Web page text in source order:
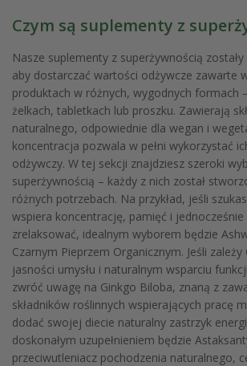
Czym są suplementy z
Nasze suplementy z superżywnością
aby dostarczać wartości odżywcze zawarte
produktach w różnych, wygodnych formach
żelkach, tabletkach lub proszku. Zawierają
naturalnego, odpowiednie dla wegan i
koncentracja pozwala w pełni wykorzystać
odżywczy. W tej sekcji znajdziesz szeroki
superżywnością – każdy z nich został
różnych potrzebach. Na przykład, jeśli
wspiera koncentrację, pamięć i
zrelaksować, idealnym wyborem będzie
Czarnym Pieprzem Organicznym. Jeśli
jasności umysłu i naturalnym wsparciu
zwróć uwagę na Ginkgo Biloba, znaną z
składników roślinnych wspierających pracę
dodać swojej diecie naturalny zastrzyk
doskonałym uzupełnieniem będzie
przeciwutleniacz pochodzenia naturalnego,